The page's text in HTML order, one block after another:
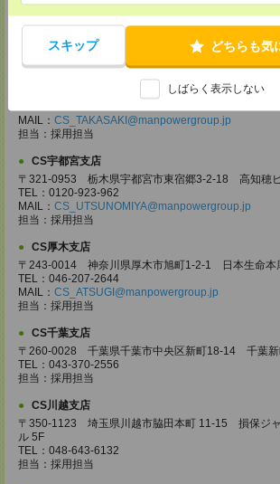
スキップ どちらも気
しばらく表示しない
ウイング 9階
担当：採用担当
〒370-0831 群馬県高崎市あら町167 高崎第一生命
MAIL： CS_TAKASAKI@manpowergroup.jp
担当：採用担当
CS宇都宮支店
〒321-0953 栃木県宇都宮市東宿郷3-2-18 高知穂
TEL：0120-923-962
MAIL： CS_UTSUNOMIYA@manpowergroup.jp
担当：採用担当
CS厚木支店
〒243-0014 神奈川県厚木市旭町1-2-1 日本生命本
TEL：046-207-2644
MAIL： CS_ATSUGI@manpowergroup.jp
担当：採用担当
CS千葉支店
〒260-0028 千葉県千葉市中央区新町18-14 千葉新
TEL：043-370-2556
担当：採用担当
CS川越支店
〒350-1123 埼玉県川越市脇田本町 11-15 損保ジ
ル 5F
TEL：048-643-6132
担当：採用担当